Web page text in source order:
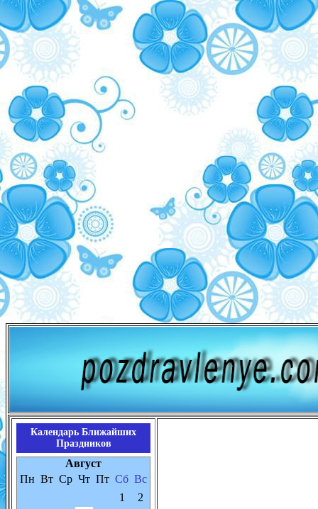
Календарь Ближайших
Праздников
Август
Пн Вт Ср Чт Пт Сб Вс
1
2